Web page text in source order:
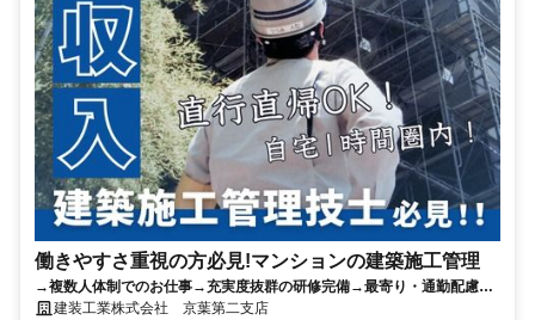
働きやすさ重視の方必見!マンションの建築施工管理
→複数人体制でのお仕事→充実度抜群の研修完備→最寄り・通勤配慮の
現場配置→多彩な経験を積める職場！
建装工業株式会社 京葉第二支店